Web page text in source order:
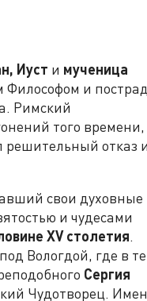
Иуст и мученица
Философом и
Римский
того времени,
решительный отказ и
свои духовные
и чудесами
XVстолетия.
Вологдой, где в те
Сергия
Чудотворец.